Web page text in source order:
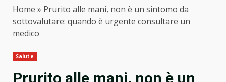
Home » Prurito alle mani, non è un sintomo da
sottovalutare: quando è urgente consultare un
medico
Salute
Prurito alle mani, non è un